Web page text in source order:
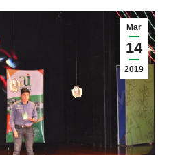
Mar
14
2019